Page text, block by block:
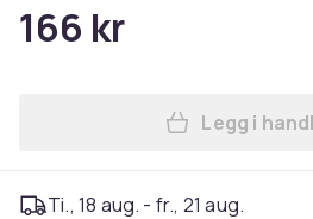
166 kr
Legg i
Ti., 18 aug. - fr., 21 aug.